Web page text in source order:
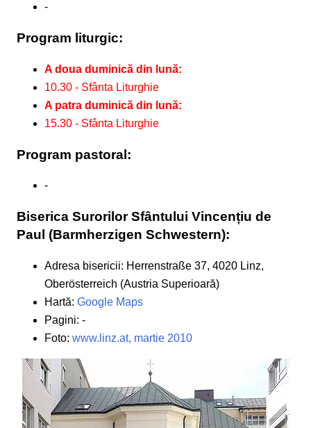
-
Program liturgic:
A doua duminică din lună:
10.30 - Sfânta Liturghie
A patra duminică din lună:
15.30 - Sfânta Liturghie
Program pastoral:
-
Biserica Surorilor Sfântului Vincențiu de
Paul (Barmherzigen Schwestern):
Adresa bisericii: Herrenstraße 37, 4020 Linz,
Oberösterreich (Austria Superioară)
Hartă: Google Maps
Pagini: -
Foto: www.linz.at, martie 2010